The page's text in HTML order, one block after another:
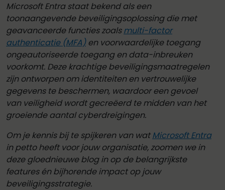
Microsoft Entra staat bekend als een
toonaangevende beveiligingsoplossing die met
geavanceerde functies zoalsmulti-factor
authenticatie (MFA)en voorwaardelijke toegang
ongeautoriseerde toegang en data-inbreuken
voorkomt. Deze krachtige beveiligingsmaatregelen
zijn ontworpen om identiteiten en vertrouwelijke
gegevens te beschermen, waardoor een gevoel
van veiligheid wordt gecreëerd te midden van het
groeiende aantal cyberdreigingen.
Om je kennis bij te spijkeren van watMicrosoft Entra
in petto heeft voor jouw organisatie, zoomen we in
deze gloednieuwe blog in op de belangrijkste
features én bijhorende impact op jouw
beveiligingsstrategie.